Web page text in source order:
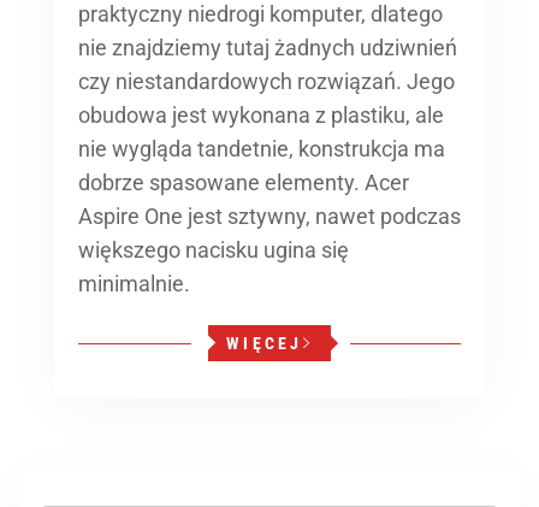
praktyczny niedrogi komputer, dlatego
nie znajdziemy tutaj żadnych udziwnień
czy niestandardowych rozwiązań. Jego
obudowa jest wykonana z plastiku, ale
nie wygląda tandetnie, konstrukcja ma
dobrze spasowane elementy. Acer
Aspire One jest sztywny, nawet podczas
większego nacisku ugina się
minimalnie.
WIĘCEJ